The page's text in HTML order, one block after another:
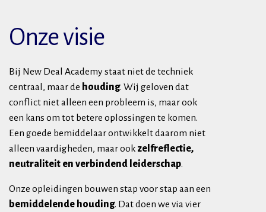
Onze visie
Bij New Deal Academy staat niet de techniek
centraal, maar de houding. Wij geloven dat
conflict niet alleen een probleem is, maar ook
een kans om tot betere oplossingen te komen.
Een goede bemiddelaar ontwikkelt daarom niet
alleen vaardigheden, maar ook zelfreflectie,
neutraliteit en verbindend leiderschap.
Onze opleidingen bouwen stap voor stap aan een
bemiddelende houding. Dat doen we via vier